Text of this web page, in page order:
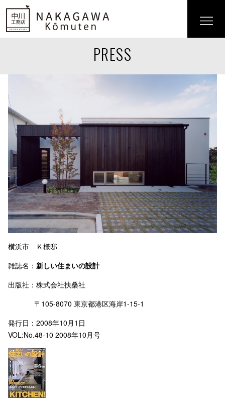
PRESS
横浜市 Ｋ様邸
雑誌名： 新しい住まいの設計
出版社：株式会社扶桑社
〒105-8070 東京都港区海岸1-15-1
発行日：2008年10月1日
VOL:No.48-10 2008年10月号